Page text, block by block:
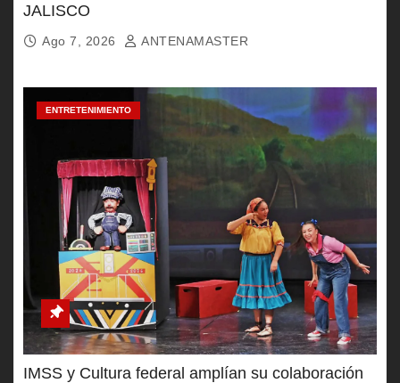
JALISCO
Ago 7, 2026 ANTENAMASTER
ENTRETENIMIENTO
IMSS y Cultura federal amplían su colaboración